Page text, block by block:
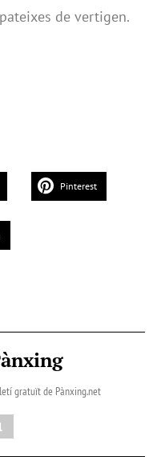
de vertigen.
Pinterest
gratuït de Pànxing.net​